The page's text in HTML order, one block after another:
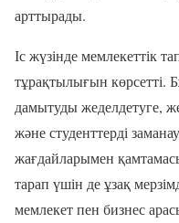
арттырады.
Іс жүзінде мемлекеттік
тұрақтылығын көрсетті.
дамытуды жеделдетуге,
және студенттерді
жағдайларымен
тарап үшін де ұзақ
мемлекет пен бизнес